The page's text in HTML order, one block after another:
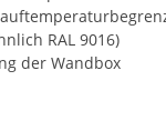
RAL 9016)
der Wandbox